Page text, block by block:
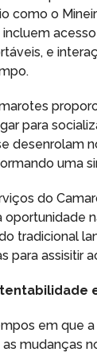
como o
incluem
e
para
desenrolam
uma
do
oportunidade
tradicional
para assisitir
em que
mudanças